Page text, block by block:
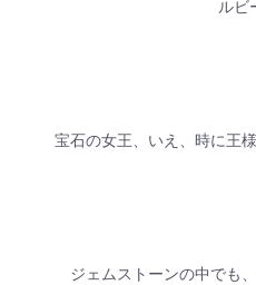
ルビ
宝石の女王、いえ、時に王
ジェムストーンの中でも